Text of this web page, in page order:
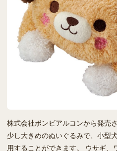
株式会社ボンビアルコンから発売
少し大きめのぬいぐるみで、小型
用することができます。 ウサギ